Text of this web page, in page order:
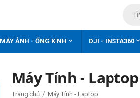
MÁY ẢNH - ỐNG KÍNH  DJI - INSTA360 
Máy Tính - Laptop
Trang chủ / Máy Tính - Laptop